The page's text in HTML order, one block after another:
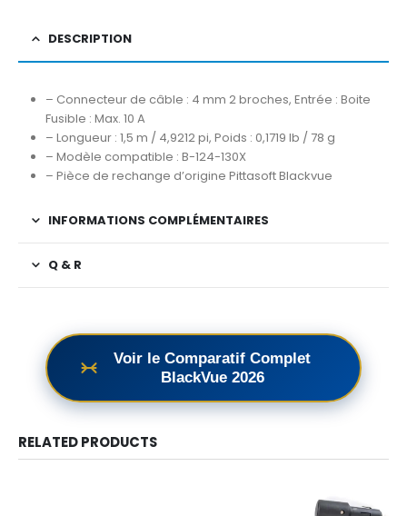
DESCRIPTION
– Connecteur de câble : 4 mm 2 broches, Entrée : Boite
Fusible : Max. 10 A
– Longueur : 1,5 m / 4,9212 pi, Poids : 0,1719 lb / 78 g
– Modèle compatible : B-124-130X
– Pièce de rechange d’origine Pittasoft Blackvue
INFORMATIONS COMPLÉMENTAIRES
Q & R
Voir le Comparatif Complet
BlackVue 2026
RELATED PRODUCTS